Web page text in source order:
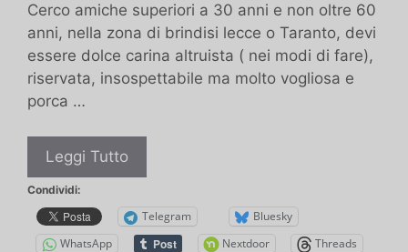
Cerco amiche superiori a 30 anni e non oltre 60
anni, nella zona di brindisi lecce o Taranto, devi
essere dolce carina altruista ( nei modi di fare),
riservata, insospettabile ma molto vogliosa e
porca …
Leggi TuttoCerco
Amiche
Condividi:
Telegram
Bluesky
WhatsApp
Nextdoor
Threads